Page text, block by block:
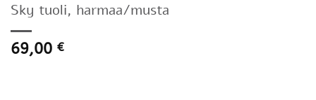
Sky tuoli, harmaa/musta
69,00 €